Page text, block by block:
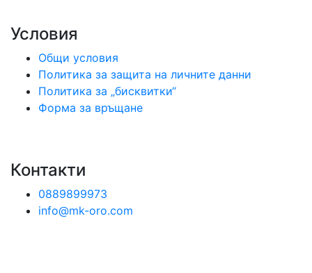
Условия
Общи условия
Политика за защита на личните данни
Политика за „бисквитки“
Форма за връщане
Контакти
0889899973
info@mk-oro.com